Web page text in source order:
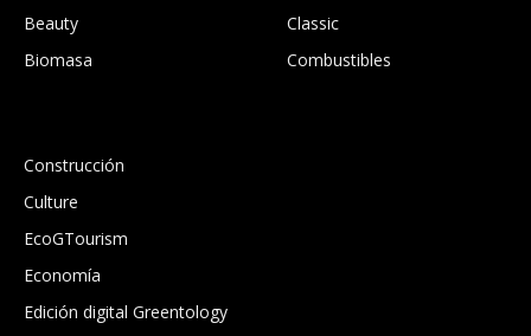
Beauty
Biomasa
Classic
Combustibles
Construcción
Culture
EcoGTourism
Economía
Edición digital Greentology